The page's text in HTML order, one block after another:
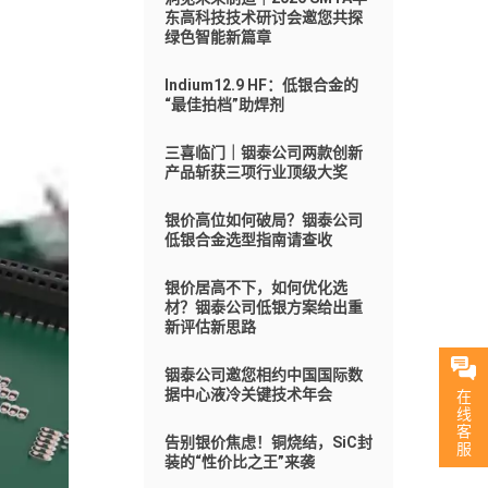
在
线
客
服
东高科技技术研讨会邀您共探
绿色智能新篇章
Indium12.9 HF：低银合金的
“最佳拍档”助焊剂
三喜临门｜铟泰公司两款创新
产品斩获三项行业顶级大奖
银价高位如何破局？铟泰公司
低银合金选型指南请查收
银价居高不下，如何优化选
材？铟泰公司低银方案给出重
新评估新思路
铟泰公司邀您相约中国国际数
据中心液冷关键技术年会
告别银价焦虑！铜烧结，SiC封
装的“性价比之王”来袭